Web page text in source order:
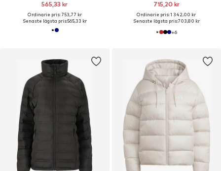
565,33 kr
Ordinarie pris: 753,77 kr
Senaste lägsta pris:565,33 kr
715,20 kr
Ordinarie pris: 1 342,00 kr
Senaste lägsta pris:703,80 kr
+6